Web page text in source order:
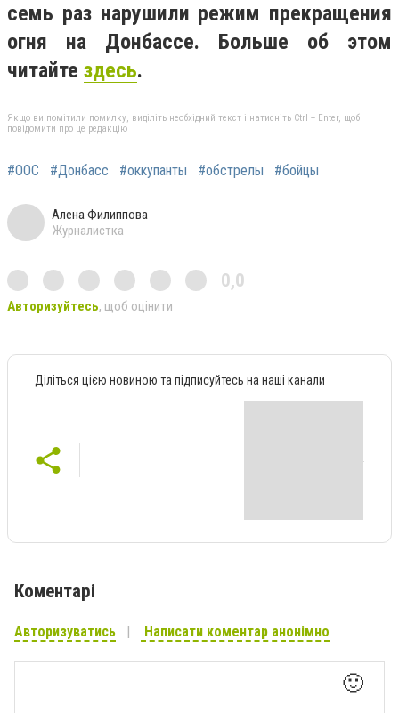
семь раз нарушили режим прекращения
огня на Донбассе. Больше об этом
читайте здесь.
Якщо ви помітили помилку, виділіть необхідний текст і натисніть Ctrl + Enter, щоб
повідомити про це редакцію
#ООС #Донбасс #оккупанты #обстрелы #бойцы
Алена Филиппова
Журналистка
0,0
Авторизуйтесь, щоб оцінити
Діліться цією новиною та підписуйтесь на наші канали
Коментарі
Авторизуватись Написати коментар анонімно
🙂